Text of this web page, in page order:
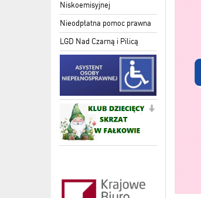
Niskoemisyjnej
Nieodpłatna pomoc prawna
LGD Nad Czarną i Pilicą